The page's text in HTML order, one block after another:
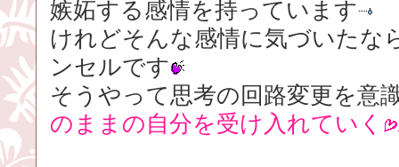
嫉妬する感情を持っています
けれどそんな感情に気づいたな
ンセルです
そうやって思考の回路変更を意
のままの自分を受け入れていく